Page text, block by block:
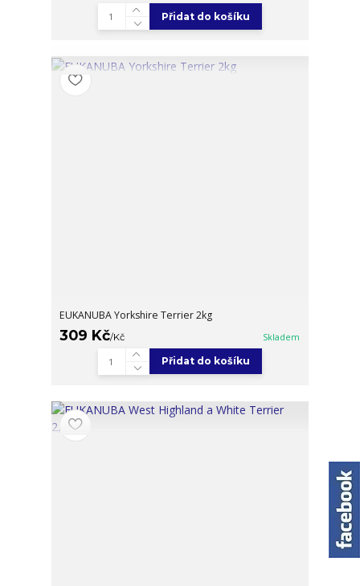
Přidat do košíku
EUKANUBA Yorkshire Terrier 2kg
309 Kč/Kč Skladem
Přidat do košíku